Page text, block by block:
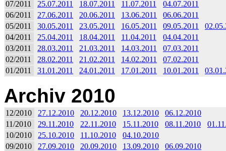
07/2011 25.07.2011 18.07.2011 11.07.2011
04.07.2011
06/2011
27.06.2011 20.06.2011 13.06.2011
06.06.2011
05/2011
30.05.2011 23.05.2011 16.05.2011 09.05.2011
04/2011
25.04.2011 18.04.2011 11.04.2011
04.04.2011
03/2011
28.03.2011 21.03.2011 14.03.2011
07.03.2011
02/2011
28.02.2011 21.02.2011 14.02.2011
07.02.2011
01/2011
31.01.2011 24.01.2011 17.01.2011 10.01.2011
Archiv 2010
12/2010 27.12.2010 20.12.2010 13.12.2010
06.12.2010
11/2010
29.11.2010 22.11.2010 15.11.2010 08.11.2010
10/2010
25.10.2010 11.10.2010
04.10.2010
09/2010
27.09.2010 20.09.2010 13.09.2010
06.09.2010